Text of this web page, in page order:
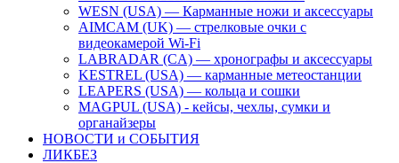
WESN (USA) — Карманные ножи и аксессуары
AIMCAM (UK) — стрелковые очки с
видеокамерой Wi-Fi
LABRADAR (CA) — хронографы и аксессуары
KESTREL (USA) — карманные метеостанции
LEAPERS (USA) — кольца и сошки
MAGPUL (USA) - кейсы, чехлы, сумки и
органайзеры
НОВОСТИ и СОБЫТИЯ
ЛИКБЕЗ